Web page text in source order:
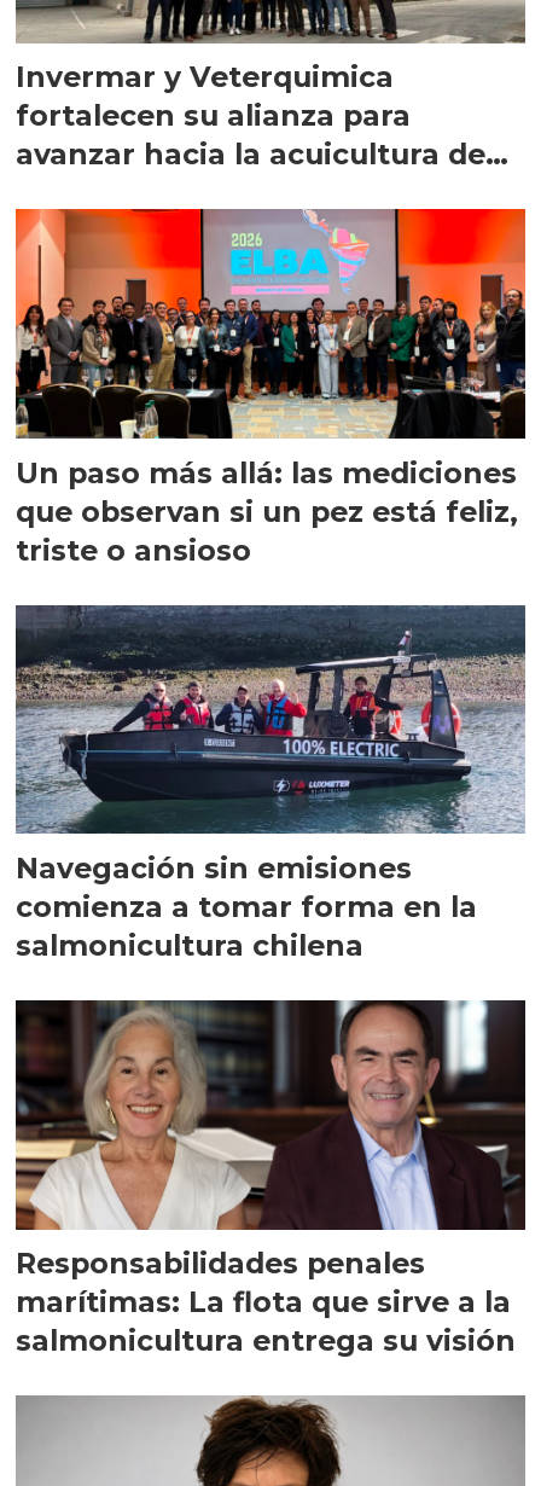
Invermar y Veterquimica
fortalecen su alianza para
avanzar hacia la acuicultura de
Un paso más allá: las mediciones
que observan si un pez está feliz,
triste o ansioso
Navegación sin emisiones
comienza a tomar forma en la
salmonicultura chilena
Responsabilidades penales
marítimas: La flota que sirve a la
salmonicultura entrega su visión